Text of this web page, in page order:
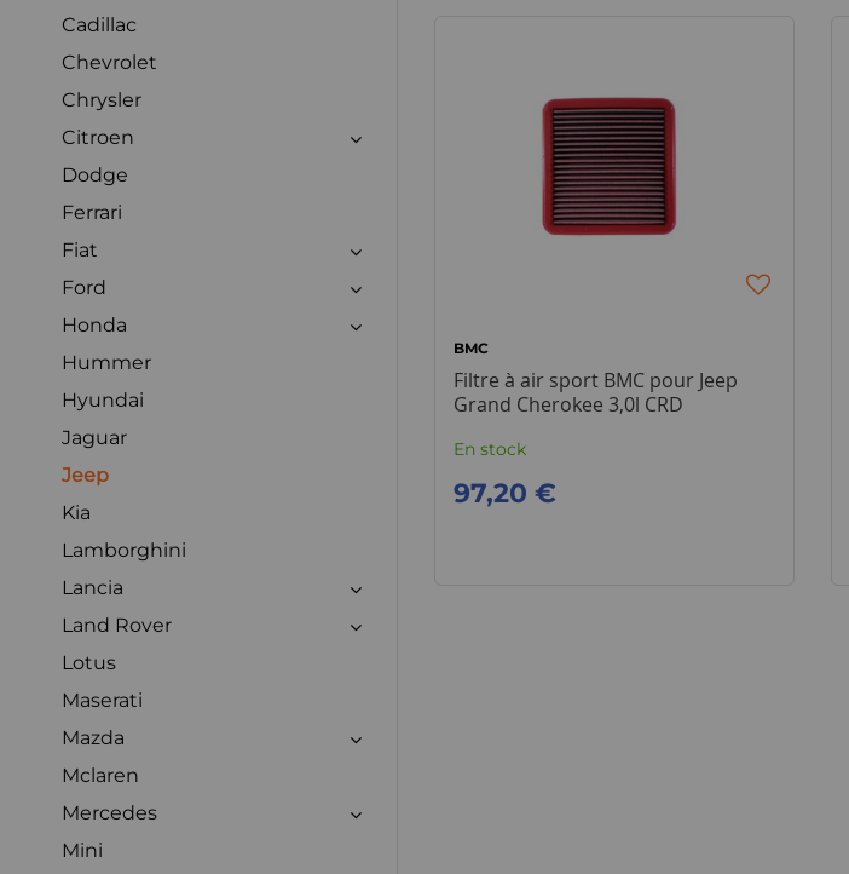
Cadillac
Chevrolet
Chrysler
Citroen
Dodge
Ferrari
Fiat
Ford
Honda
Hummer
Hyundai
Jaguar
Jeep
Kia
Lamborghini
Lancia
Land Rover
Lotus
Maserati
Mazda
Mclaren
Mercedes
Mini
BMC
Filtre à air sport BMC pour Jeep
Grand Cherokee 3,0l CRD
En stock
97,20 €